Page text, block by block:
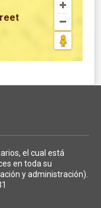
el cual está
en toda su
y administración).